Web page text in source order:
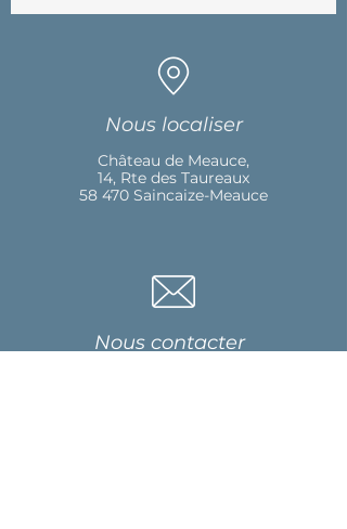
Nous localiser
Château de Meauce,
14, Rte des Taureaux
58 470 Saincaize-Meauce
Nous contacter